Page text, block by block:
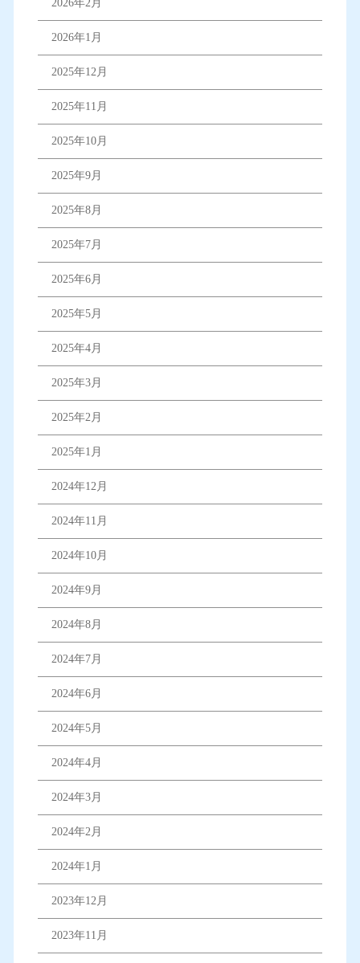
2026年2月
2026年1月
2025年12月
2025年11月
2025年10月
2025年9月
2025年8月
2025年7月
2025年6月
2025年5月
2025年4月
2025年3月
2025年2月
2025年1月
2024年12月
2024年11月
2024年10月
2024年9月
2024年8月
2024年7月
2024年6月
2024年5月
2024年4月
2024年3月
2024年2月
2024年1月
2023年12月
2023年11月